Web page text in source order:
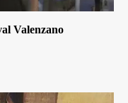
Valenzano